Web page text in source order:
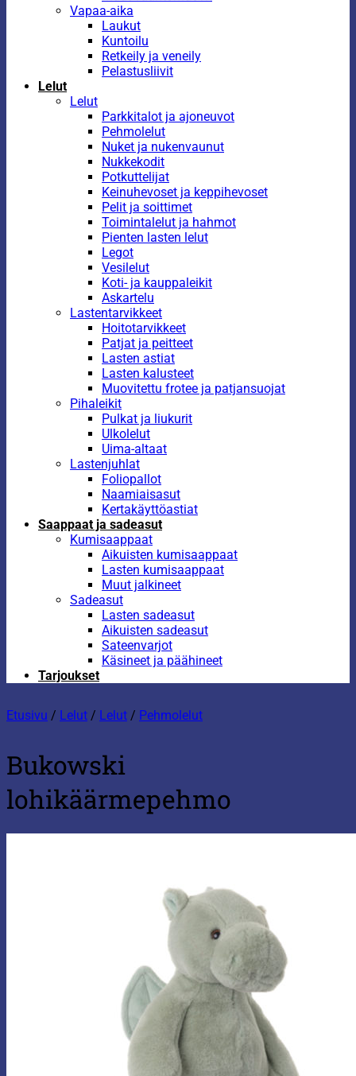
Vapaa-aika
Laukut
Kuntoilu
Retkeily ja veneily
Pelastusliivit
Lelut
Lelut
Parkkitalot ja ajoneuvot
Pehmolelut
Nuket ja nukenvaunut
Nukkekodit
Potkuttelijat
Keinuhevoset ja keppihevoset
Pelit ja soittimet
Toimintalelut ja hahmot
Pienten lasten lelut
Legot
Vesilelut
Koti- ja kauppaleikit
Askartelu
Lastentarvikkeet
Hoitotarvikkeet
Patjat ja peitteet
Lasten astiat
Lasten kalusteet
Muovitettu frotee ja patjansuojat
Pihaleikit
Pulkat ja liukurit
Ulkolelut
Uima-altaat
Lastenjuhlat
Foliopallot
Naamiaisasut
Kertakäyttöastiat
Saappaat ja sadeasut
Kumisaappaat
Aikuisten kumisaappaat
Lasten kumisaappaat
Muut jalkineet
Sadeasut
Lasten sadeasut
Aikuisten sadeasut
Sateenvarjot
Käsineet ja päähineet
Tarjoukset
Etusivu / Lelut / Lelut / Pehmolelut
Bukowski
lohikäärmepehmo